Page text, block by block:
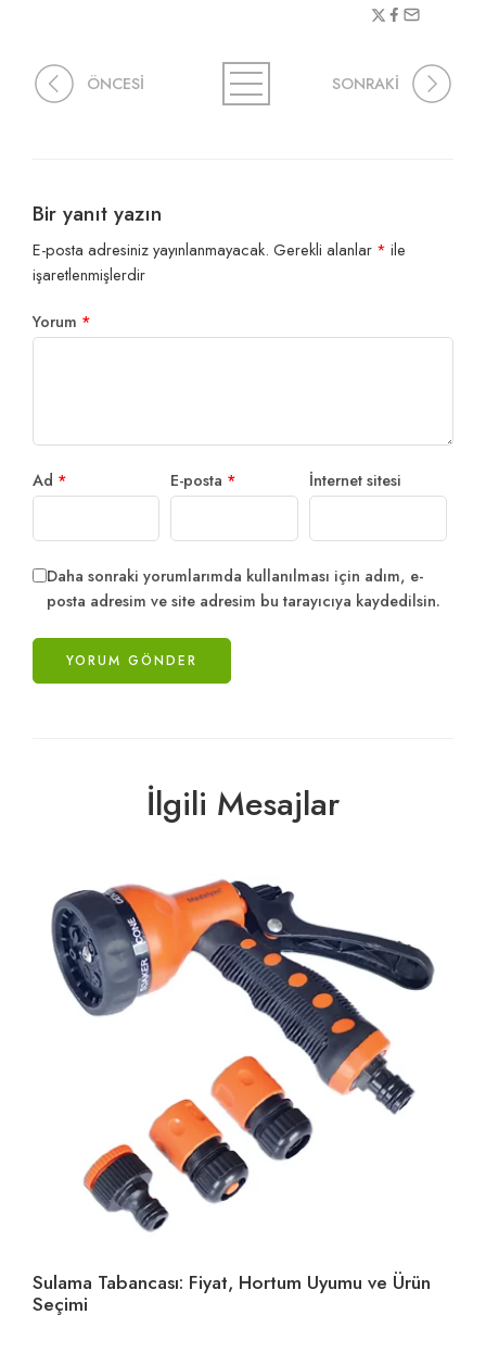
ÖNCESİ SONRAKİ
Bir yanıt yazın
E-posta adresiniz yayınlanmayacak. Gerekli alanlar * ile
işaretlenmişlerdir
Yorum *
Ad * E-posta * İnternet sitesi
Daha sonraki yorumlarımda kullanılması için adım, e-
posta adresim ve site adresim bu tarayıcıya kaydedilsin.
İlgili Mesajlar
Sulama Tabancası: Fiyat, Hortum Uyumu ve Ürün
Seçimi